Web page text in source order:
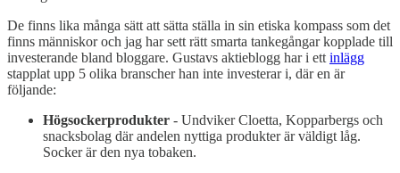
De finns lika många sätt att sätta ställa in sin etiska kompass som det
finns människor och jag har sett rätt smarta tankegångar kopplade till
investerande bland bloggare. Gustavs aktieblogg har i ett inlägg
stapplat upp 5 olika branscher han inte investerar i, där en är
följande:
Högsockerprodukter - Undviker Cloetta, Kopparbergs och
snacksbolag där andelen nyttiga produkter är väldigt låg.
Socker är den nya tobaken.